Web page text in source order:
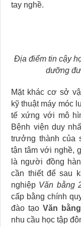
tay nghề.
Địa điểm tin cậy
dưỡng
Mặt khác cơ sở
kỹ thuật máy móc
tế xứng với mô
Bệnh viện duy
trưởng thành của
tận tâm với nghề,
là người đồng
cần thiết để sau
nghiệp Văn bằng
cấp bằng chính
đào tạo Văn
nhu cầu học tập